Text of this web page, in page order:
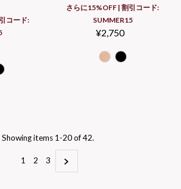
コード:
さらに15%OFF | 割引コード:
SUMMER15
Regular
¥2,750
Showing items 1-20 of 42.
1 2 3